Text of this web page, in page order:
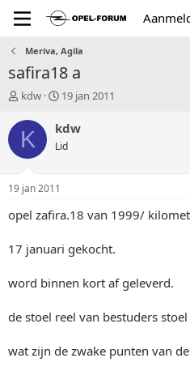
Meriva, Agila
safira18 a
T
p
t
a
r
kdw
S
a
r
t
u
19 jan 2011
K kdw
Lid
19 jan 2011
opel zafira.18 van 1999/
17 januari gekocht.
word binnen kort af geleverd.
de stoel reel van bestuders
wat zijn de zwake punten van